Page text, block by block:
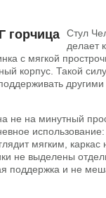
горчица
Стул
делает
с мягкой
корпус. Такой
не на минутный
мягким,
не выделены
поддержка и не